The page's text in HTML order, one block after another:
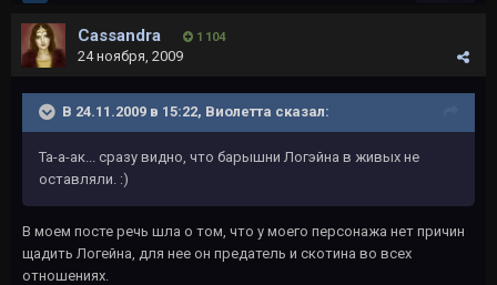
Cassandra 1 104
24 ноября, 2009
В 24.11.2009 в 15:22, Виолетта сказал:
Та-а-ак... сразу видно, что барышни Логэйна в живых не
оставляли. :)
В моем посте речь шла о том, что у моего персонажа нет причин
щадить Логейна, для нее он предатель и скотина во всех
отношениях.